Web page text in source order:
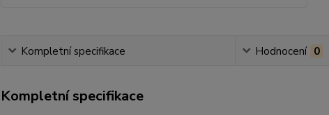
Kompletní specifikace Hodnocení 0
Kompletní specifikace